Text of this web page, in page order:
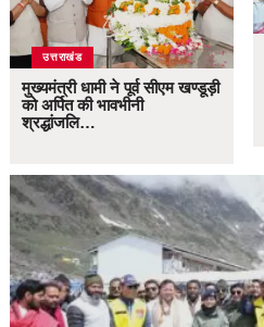
उत्तराखंड
मुख्यमंत्री धामी ने पूर्व सीएम खण्डूड़ी
को अर्पित की भावभीनी
श्रद्धांजलि…